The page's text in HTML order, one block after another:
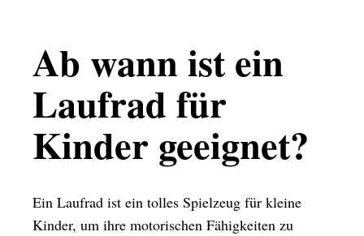
Ab wann ist ein
Laufrad für
Kinder geeignet?
Ein Laufrad ist ein tolles Spielzeug für kleine
Kinder, um ihre motorischen Fähigkeiten zu